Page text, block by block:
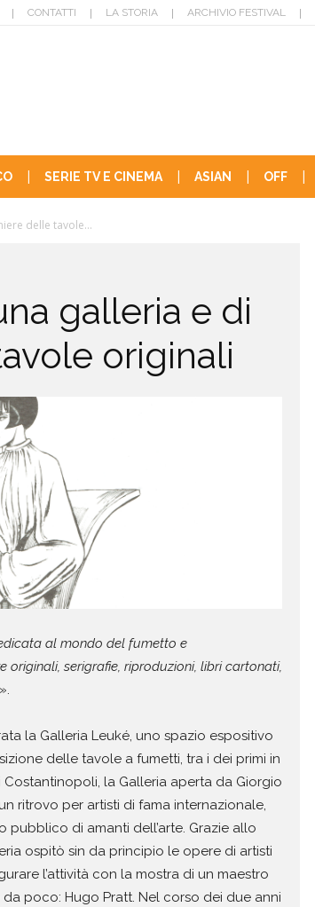
| CONTATTI | LA STORIA | ARCHIVIO FESTIVAL |
| SERIE TV E CINEMA | ASIAN | OFF |
delle tavole...
galleria e di
originali
al mondo del fumetto e
originali, serigrafie, riproduzioni, libri cartonati,
».
la Galleria Leuké, uno spazio espositivo
delle tavole a fumetti, tra i dei primi in
Costantinopoli, la Galleria aperta da Giorgio
ritrovo per artisti di fama internazionale,
di amanti dell’arte. Grazie allo
ospitò sin da principio le opere di artisti
l’attività con la mostra di un maestro
poco: Hugo Pratt. Nel corso dei due anni